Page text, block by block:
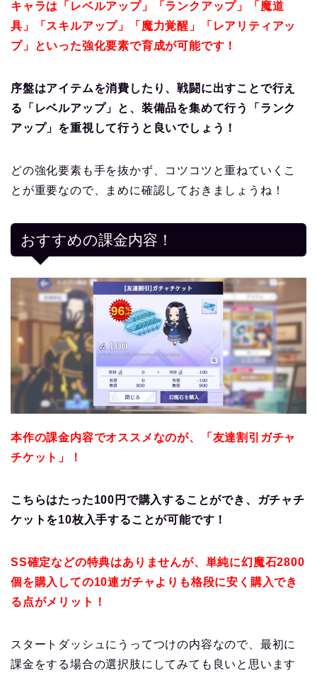
キャラは「レベルアップ」「ランクアップ」「魔道
具」「スキルアップ」「魔力覚醒」「レアリティアッ
プ」といった強化要素で育成が可能です！
序盤はアイテムを消費したり、戦闘に出すことで行え
る「レベルアップ」と、装備品を集めて行う「ランク
アップ」を重視して行うと良いでしょう！
どの強化要素も手を抜かず、コツコツと重ねていくこ
とが重要なので、まめに確認しておきましょうね！
おすすめの課金内容！
本作の課金内容でオススメなのが、「友達割引ガチャ
チケット」！
こちらはたった100円で購入することができ、ガチャチ
ケットを10枚入手することが可能です！
SS確定などの特典はありませんが、単純に幻魔石2800
個を購入しての10連ガチャよりも格段に安く購入でき
る点がメリット！
スタートダッシュにうってつけの内容なので、最初に
課金をする場合の選択肢にしてみても良いと思います